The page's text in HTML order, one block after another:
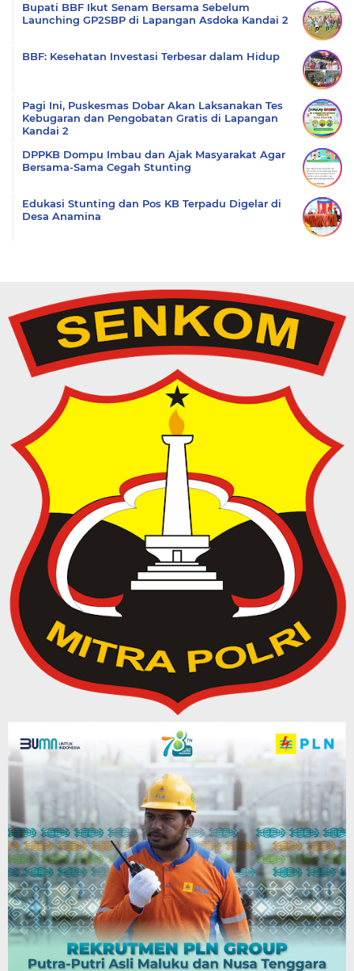
Bupati BBF Ikut Senam Bersama Sebelum
Launching GP2SBP di Lapangan Asdoka Kandai 2
BBF: Kesehatan Investasi Terbesar dalam Hidup
Pagi Ini, Puskesmas Dobar Akan Laksanakan Tes
Kebugaran dan Pengobatan Gratis di Lapangan
Kandai 2
DPPKB Dompu Imbau dan Ajak Masyarakat Agar
Bersama-Sama Cegah Stunting
Edukasi Stunting dan Pos KB Terpadu Digelar di
Desa Anamina